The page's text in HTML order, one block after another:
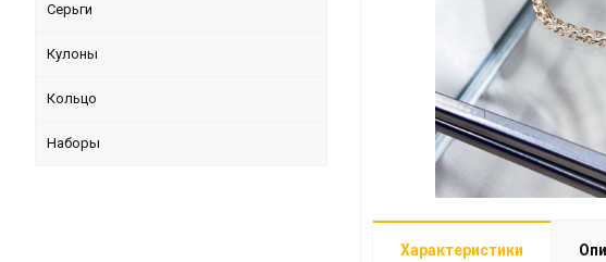
Серьги
Кулоны
Кольцо
Наборы
Характеристики